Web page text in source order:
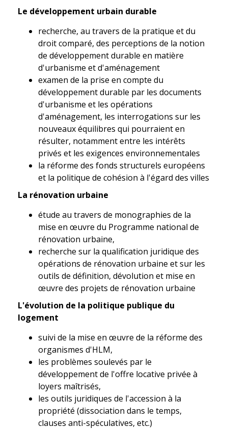
Le développement urbain durable
recherche, au travers de la pratique et du
droit comparé, des perceptions de la notion
de développement durable en matière
d'urbanisme et d'aménagement
examen de la prise en compte du
développement durable par les documents
d'urbanisme et les opérations
d'aménagement, les interrogations sur les
nouveaux équilibres qui pourraient en
résulter, notamment entre les intérêts
privés et les exigences environnementales
la réforme des fonds structurels européens
et la politique de cohésion à l'égard des villes
La rénovation urbaine
étude au travers de monographies de la
mise en œuvre du Programme national de
rénovation urbaine,
recherche sur la qualification juridique des
opérations de rénovation urbaine et sur les
outils de définition, dévolution et mise en
œuvre des projets de rénovation urbaine
L'évolution de la politique publique du
logement
suivi de la mise en œuvre de la réforme des
organismes d'HLM,
les problèmes soulevés par le
développement de l'offre locative privée à
loyers maîtrisés,
les outils juridiques de l'accession à la
propriété (dissociation dans le temps,
clauses anti-spéculatives, etc.)